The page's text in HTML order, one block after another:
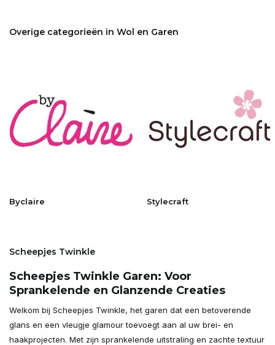
Overige categorieën in Wol en Garen
Byclaire Stylecraft
Scheepjes Twinkle
Scheepjes Twinkle Garen: Voor
Sprankelende en Glanzende Creaties
Welkom bij Scheepjes Twinkle, het garen dat een betoverende
glans en een vleugje glamour toevoegt aan al uw brei- en
haakprojecten. Met zijn sprankelende uitstraling en zachte textuur